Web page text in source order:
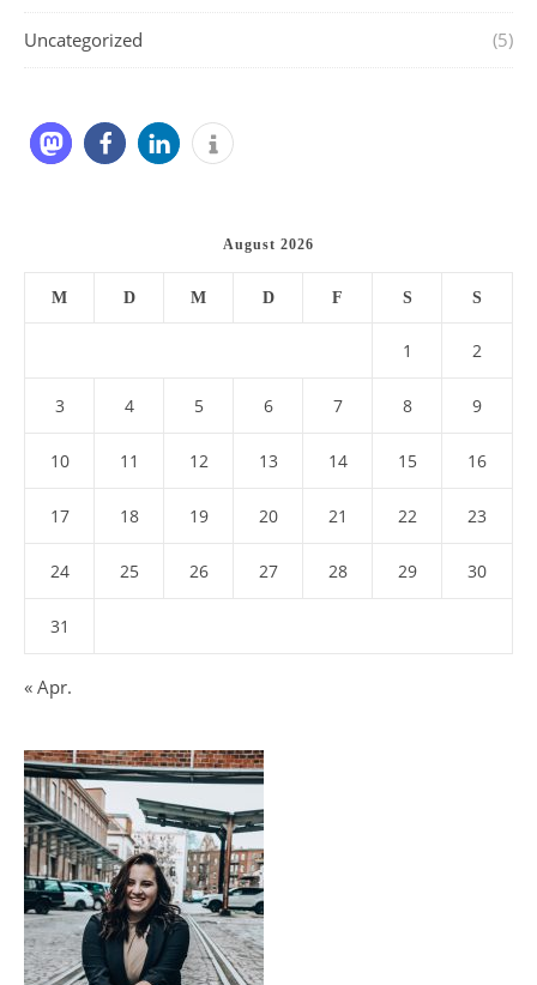
Uncategorized (5)
August 2026
M D M D F S S
1 2
3 4 5 6 7 8 9
10 11 12 13 14 15 16
17 18 19 20 21 22 23
24 25 26 27 28 29 30
31
« Apr.